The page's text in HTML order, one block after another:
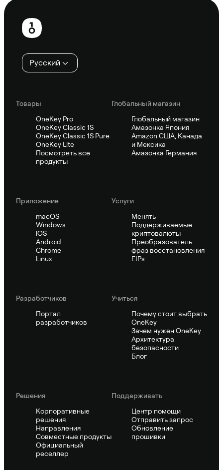
Нижний
колонтитул
Русский
Товары
OneKey Pro
OneKey Classic 1S
OneKey Classic 1S Pure
OneKey Lite
Посмотреть все
продукты
Глобальный магазин
Глобальный магазин
Амазонка Япония
Amazon США, Канада
и Мексика
Амазонка Германия
Приложение
macOS
Windows
iOS
Android
Chrome
Linux
Услуги
Менять
Поддерживаемые
криптовалюты
Преобразователь
фраз восстановления
EIPs
Pазработчиков
Портал
разработчиков
Учиться
Почему стоит выбрать
OneKey
Зачем нужен OneKey
Архитектура
безопасности
Блог
Решения
Корпоративные
решения
Направления
Совместные продукты
Официальный
реселлер
Поддерживать
Центр помощи
Отправить запрос
Обновление
прошивки